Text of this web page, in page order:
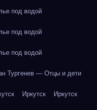
под водой
под водой
под водой
Тургенев — Отцы и дети
Иркутск Иркутск